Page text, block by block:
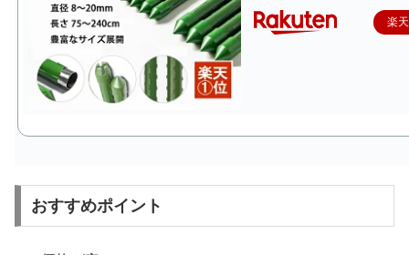
楽
おすすめポイント